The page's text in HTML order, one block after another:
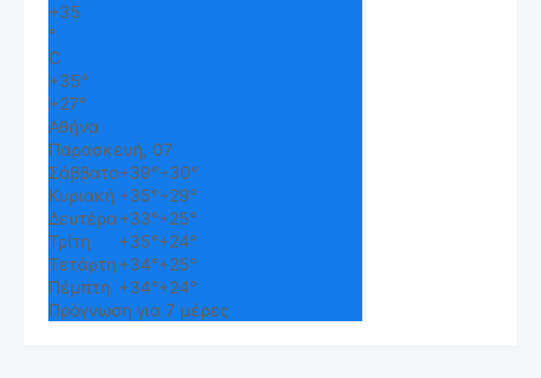
+35
°
C
+35°
+27°
Αθήνα
Παρασκευή, 07
Σάββατο+39°+30°
Κυριακή +35°+29°
Δευτέρα+33°+25°
Τρίτη
+35°+24°
Τετάρτη +34°+25°
Πέμπτη +34°+24°
Πρόγνωση για 7 μέρες